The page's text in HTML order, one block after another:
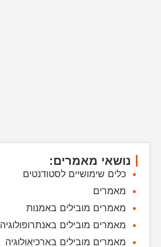
נושאי מאמרים:
כלים שימושיים לסטודנטים
מאמרים
מאמרים מובילים באמנות
מאמרים מובילים באנתרופולוגיה
מאמרים מובילים בארכיאולוגיה